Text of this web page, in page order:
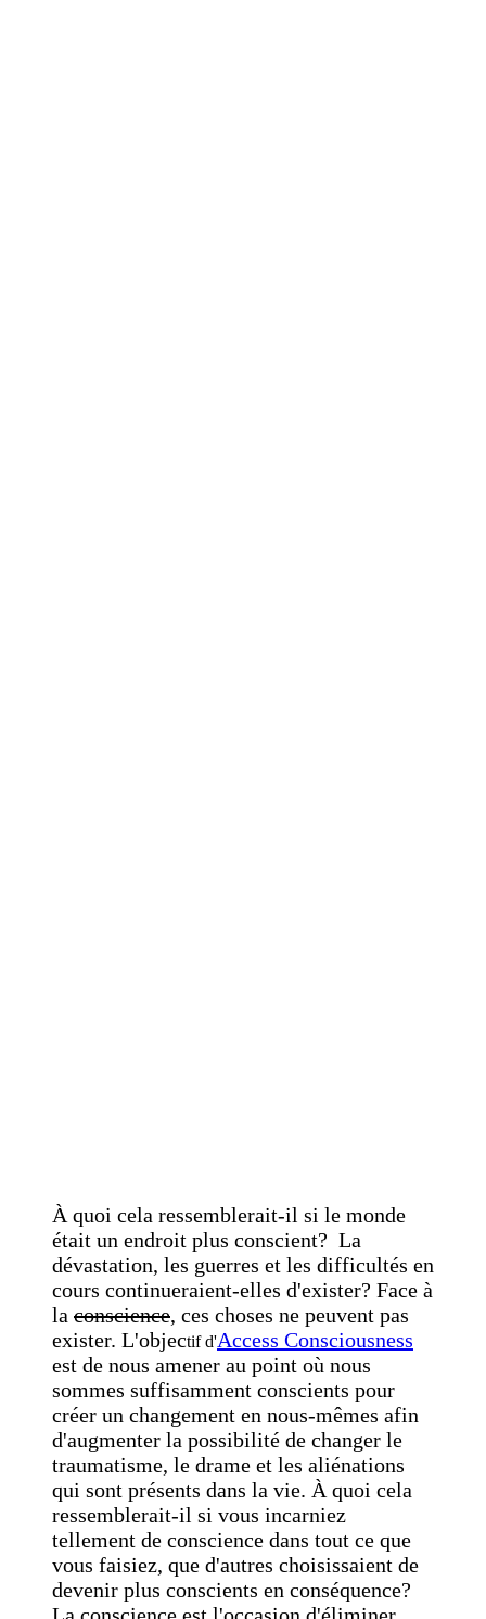
À quoi cela ressemblerait-il si le monde
était un endroit plus conscient? La
dévastation, les guerres et les difficultés en
cours continueraient-elles d'exister? Face à
la conscience, ces choses ne peuvent pas
exister. L'objectif d'Access Consciousness
est de nous amener au point où nous
sommes suffisamment conscients pour
créer un changement en nous-mêmes afin
d'augmenter la possibilité de changer le
traumatisme, le drame et les aliénations
qui sont présents dans la vie. À quoi cela
ressemblerait-il si vous incarniez
tellement de conscience dans tout ce que
vous faisiez, que d'autres choisissaient de
devenir plus conscients en conséquence?